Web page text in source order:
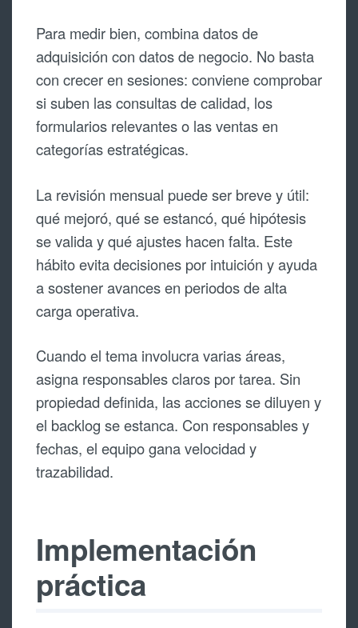
Para medir bien, combina datos de
adquisición con datos de negocio. No basta
con crecer en sesiones: conviene comprobar
si suben las consultas de calidad, los
formularios relevantes o las ventas en
categorías estratégicas.
La revisión mensual puede ser breve y útil:
qué mejoró, qué se estancó, qué hipótesis
se valida y qué ajustes hacen falta. Este
hábito evita decisiones por intuición y ayuda
a sostener avances en periodos de alta
carga operativa.
Cuando el tema involucra varias áreas,
asigna responsables claros por tarea. Sin
propiedad definida, las acciones se diluyen y
el backlog se estanca. Con responsables y
fechas, el equipo gana velocidad y
trazabilidad.
Implementación
práctica